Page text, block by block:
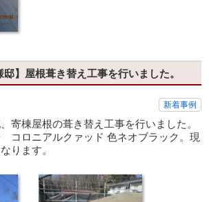
】屋根葺き替え工事を行いました。
新着事例
寄棟屋根の葺き替え工事を行いました。
コロニアルクァッド 色ネオブラック。現
ります。